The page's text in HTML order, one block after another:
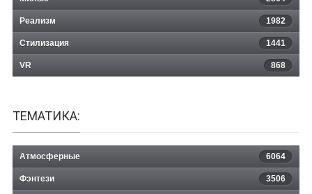
Реализм 1982
Стилизация 1441
VR 868
ТЕМАТИКА:
Атмосферные 6064
Фэнтези 3506